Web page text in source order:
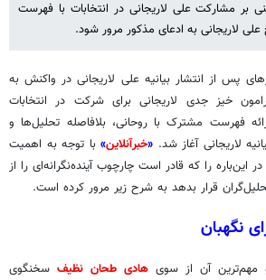
بر مشارکت علی لاریجانی در انتخابات با فهرست
لاریجانی به ادعای مذکور مرور شود.
پس از انتشار بیانیه علی لاریجانی در واکنش به
خیز جدی لاریجانی برای شرکت در انتخابات
فهرست مشترک با روحانی، بلافاصله تحلیل‌ها و
لاریجانی آغاز شد. «خبرآنلاین» با توجه به اهمیت
را که قادر است چارچوب آینده‌نگرانه‌ای را از
قرار بدهد به شرح زیر مرور کرده است.
نگهبان
آن از سوی هادی طحان نظیف سخنگوی